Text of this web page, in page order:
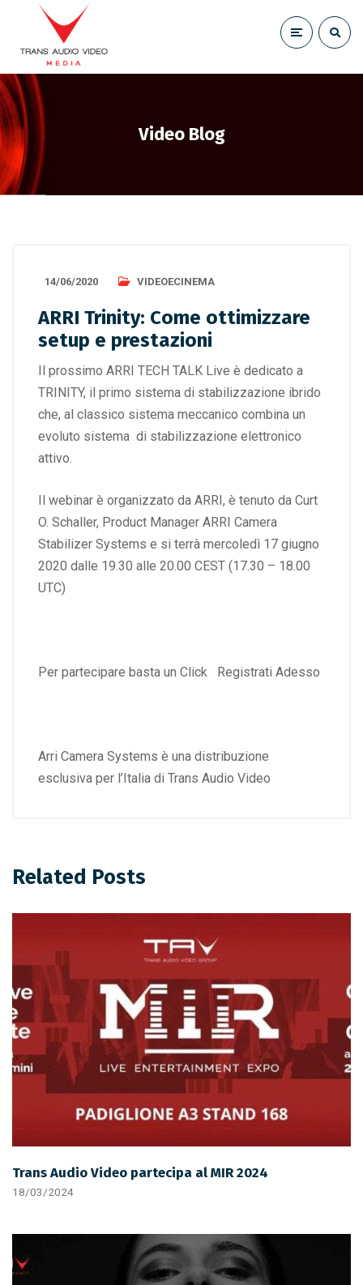
Video Blog
14/06/2020 VIDEOECINEMA
ARRI Trinity: Come ottimizzare
setup e prestazioni
Il prossimo ARRI TECH TALK Live è dedicato a
TRINITY, il primo sistema di stabilizzazione ibrido
che, al classico sistema meccanico combina un
evoluto sistema di stabilizzazione elettronico
attivo.
Il webinar è organizzato da ARRI, è tenuto da Curt
O. Schaller, Product Manager ARRI Camera
Stabilizer Systems e si terrà mercoledì 17 giugno
2020 dalle 19.30 alle 20.00 CEST (17.30 – 18.00
UTC)
Per partecipare basta un Click Registrati Adesso
Arri Camera Systems è una distribuzione
esclusiva per l’Italia di Trans Audio Video
Related Posts
Trans Audio Video partecipa al MIR 2024
18/03/2024